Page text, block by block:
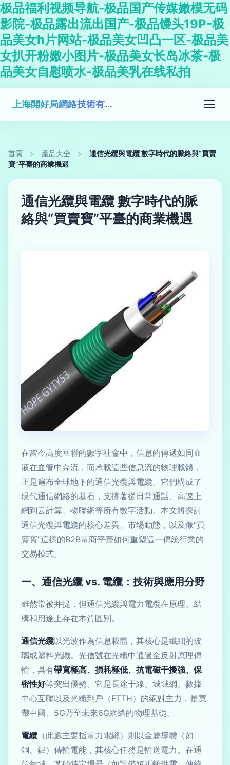
极品福利视频导航-极品国产传媒嫩模无码
影院-极品露出流出国产-极品馒头19P-极
品美女h片网站-极品美女凹凸一区-极品美
女扒开粉嫩小图片-极品美女长岛冰茶-极
品美女自慰喷水-极品美乳在线私拍
上海開好局網絡技術有限公司
首頁 > 產品大全 >
通信光纜與電纜 數字時代的脈絡與“買賣
寶”平臺的商業機遇
通信光纜與電纜 數字時代的脈
絡與“買賣寶”平臺的商業機遇
在當今高度互聯的數字社會中，信息的傳遞如同血
液在血管中奔流，而承載這些信息流的物理載體，
正是遍布全球地下的通信光纜與電纜。它們構成了
現代通信網絡的基石，支撐著從日常通話、高速上
網到云計算、物聯網等所有數字活動。本文將探討
通信光纜與電纜的核心差異、市場動態，以及像“買
賣寶”這樣的B2B電商平臺如何重塑這一傳統行業的
交易模式。
一、通信光纜 vs. 電纜：技術與應用分野
雖然常被并提，但通信光纜與電力電纜在原理、結
構和用途上存在本質區別。
通信光纜以光波作為信息載體，其核心是纖細的玻
璃或塑料光纖。光信號在光纖中通過全反射原理傳
輸，具有帶寬極高、損耗極低、抗電磁干擾強、保
密性好等突出優勢。它是長途干線、城域網、數據
中心互聯以及光纖到戶（FTTH）的絕對主力，是寬
帶中國、5G乃至未來6G網絡的物理基礎。
電纜（此處主要指電力電纜）則以金屬導體（如
銅、鋁）傳輸電能，其核心任務是輸送電力。在通